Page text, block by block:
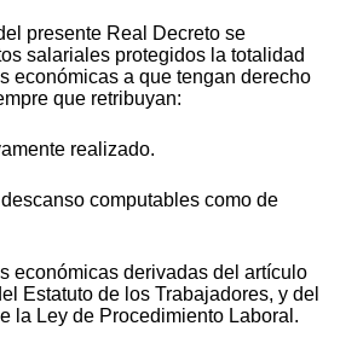
presente Real Decreto se
salariales protegidos la totalidad
económicas a que tengan derecho
que retribuyan:
realizado.
computables como de
económicas derivadas del artículo
Estatuto de los Trabajadores, y del
la Ley de Procedimiento Laboral.